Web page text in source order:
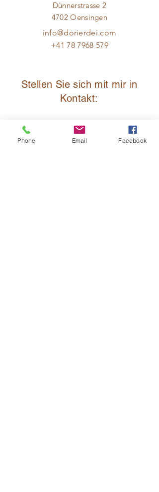
Dünnerstrasse 2
4702 Oensingen
info@dorierdei.com
+41 78 7968 579
Stellen Sie sich mit mir in
Kontakt:
Vorname
Phone Email Facebook